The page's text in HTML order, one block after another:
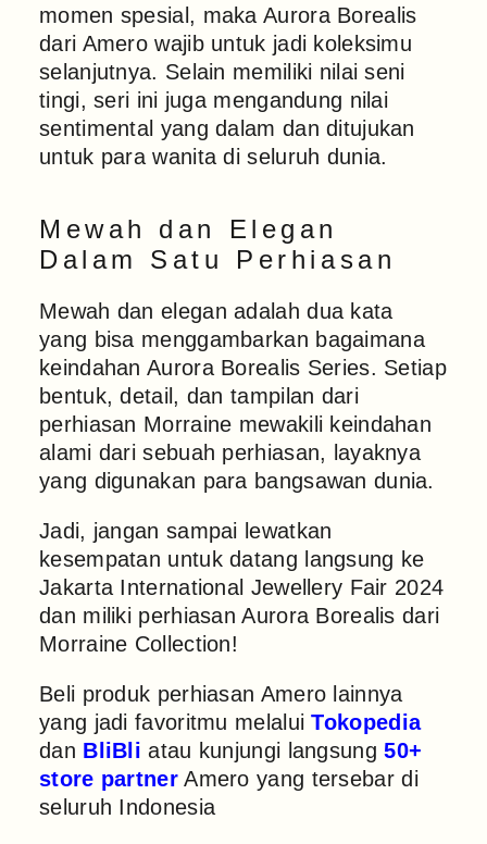
momen spesial, maka Aurora Borealis
dari Amero wajib untuk jadi koleksimu
selanjutnya. Selain memiliki nilai seni
tingi, seri ini juga mengandung nilai
sentimental yang dalam dan ditujukan
untuk para wanita di seluruh dunia.
Mewah dan Elegan
Dalam Satu Perhiasan
Mewah dan elegan adalah dua kata
yang bisa menggambarkan bagaimana
keindahan Aurora Borealis Series. Setiap
bentuk, detail, dan tampilan dari
perhiasan Morraine mewakili keindahan
alami dari sebuah perhiasan, layaknya
yang digunakan para bangsawan dunia.
Jadi, jangan sampai lewatkan
kesempatan untuk datang langsung ke
Jakarta International Jewellery Fair 2024
dan miliki perhiasan Aurora Borealis dari
Morraine Collection!
Beli produk perhiasan Amero lainnya
yang jadi favoritmu melaluiTokopedia
dan BliBli atau kunjungi langsung50+
store partnerAmero yang tersebar di
seluruh Indonesia